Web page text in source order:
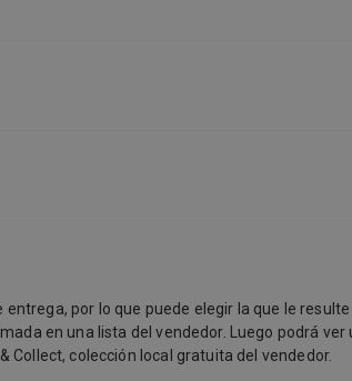
entrega, por lo que puede elegir la que le
en una lista del vendedor. Luego podrá
Collect, colección local gratuita del vendedor.